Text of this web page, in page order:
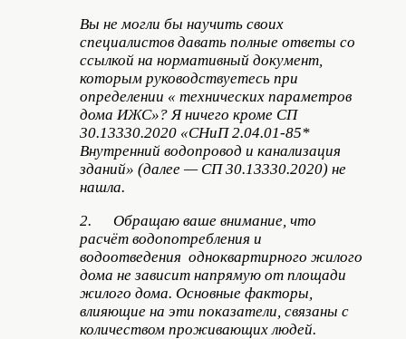
Вы не могли бы научить своих
специалистов давать полные ответы со
ссылкой на нормативный документ,
которым руководствуетесь при
определении « технических параметров
дома ИЖС»? Я ничего кроме СП
30.13330.2020 «СНиП 2.04.01-85*
Внутренний водопровод и канализация
зданий» (далее — СП 30.13330.2020) не
нашла.
2. Обращаю ваше внимание, что
расчёт водопотребления и
водоотведения одноквартирного жилого
дома не зависит напрямую от площади
жилого дома. Основные факторы,
влияющие на эти показатели, связаны с
количеством проживающих людей.